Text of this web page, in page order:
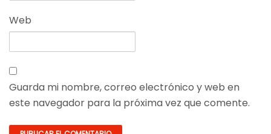
Web
Guarda mi nombre, correo electrónico y web en
este navegador para la próxima vez que comente.